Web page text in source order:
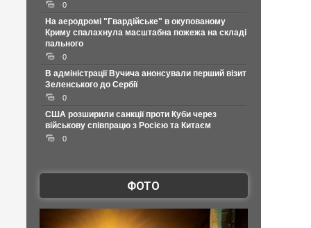
0
На аеродромі "Гвардійське" в окупованому
Криму спалахнула масштабна пожежа на складі
пального
0
В адміністрації Вучича анонсували перший візит
Зеленського до Сербії
0
США розширили санкції проти Куби через
військову співпрацю з Росією та Китаєм
0
ФОТО